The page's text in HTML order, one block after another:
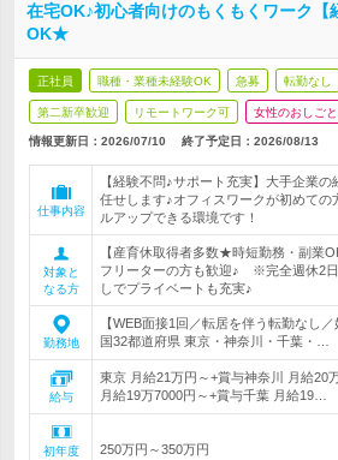
在宅OK♪初心者向けのもくもくワーク【
OK★
正社員 職種・業種未経験OK 急募 転勤なし
第二新卒歓迎 リモートワーク可 女性のおしご
情報更新日：2026/07/10 終了予定日： 2026/08/13
仕事内容
【経験不問♪サポート充実】大手企業
任せします♪オフィスワークが初めての
ルアップできる環境です！
対象と
なる方
【産育休取得者多数★時短勤務・副業
フリーターの方も歓迎♪ ※完全週休2
しでプライベートも充実♪
勤務地
【WEB面接1回／転居を伴う転勤なし
国32都道府県 東京・神奈川・千葉・…
給与
東京 月給21万円～+賞与神奈川 月給20
月給19万7000円～+賞与千葉 月給19…
初年度
250万円～350万円